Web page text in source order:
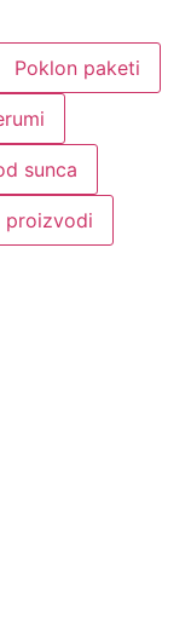
Poklon paketi
sunca
proizvodi